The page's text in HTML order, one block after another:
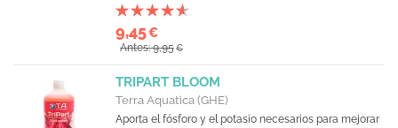
9,45€
Antes: 9,95€
TRIPART BLOOM
Terra Aquatica (GHE)
Aporta el fósforo y el potasio necesarios para mejorar